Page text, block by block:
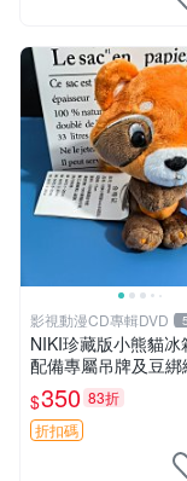
影視動漫CD專輯DVD
NIKI珍藏版小熊貓冰
配備專屬吊牌及豆
廢品嚴選 好評推薦
箱貼 磁鐵掛件 冰箱飾
$350 83折
折扣碼